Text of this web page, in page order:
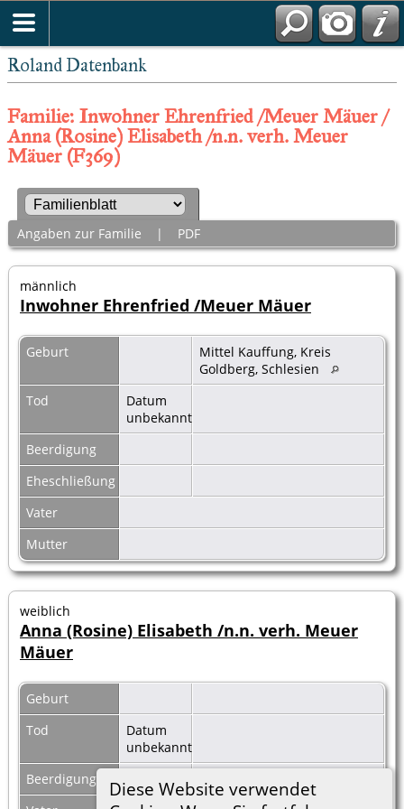
Roland Datenbank
Diese Website verwendet
Familie: Inwohner Ehrenfried /Meuer Mäuer /
Anna (Rosine) Elisabeth /n.n. verh. Meuer
Mäuer (F369)
Angaben zur Familie | PDF
männlich
Inwohner Ehrenfried /Meuer Mäuer
Geburt
Mittel Kauffung, Kreis
Goldberg, Schlesien
Tod
Datum
unbekannt
Beerdigung
Eheschließung
Vater
Mutter
weiblich
Anna (Rosine) Elisabeth /n.n. verh. Meuer
Mäuer
Geburt
Tod
Datum
unbekannt
Beerdigung